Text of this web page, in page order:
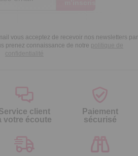
vous acceptez de recevoir nos newsletters par
prenez connaissance de notre politique de
confidentialité
client
votre écoute
Paiement
sécurisé